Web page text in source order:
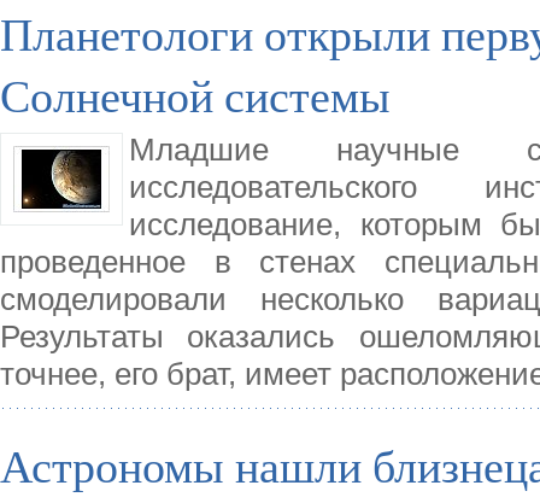
Планетологи открыли
Солнечной системы
Младшие научные
исследовательского
исследование, которым
проведенное в стенах
смоделировали несколько
Результаты оказались
точнее, его брат, имеет
Астрономы нашли